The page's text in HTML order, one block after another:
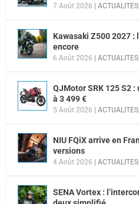
7 Août 2026 | ACTUALITES
Kawasaki Z500 2027 :
encore
6 Août 2026 | ACTUALITES
QJMotor SRK 125 S2
à 3 499 €
5 Août 2026 | ACTUALITES
NIU FQiX arrive en
versions
4 Août 2026 | ACTUALITES
SENA Vortex :